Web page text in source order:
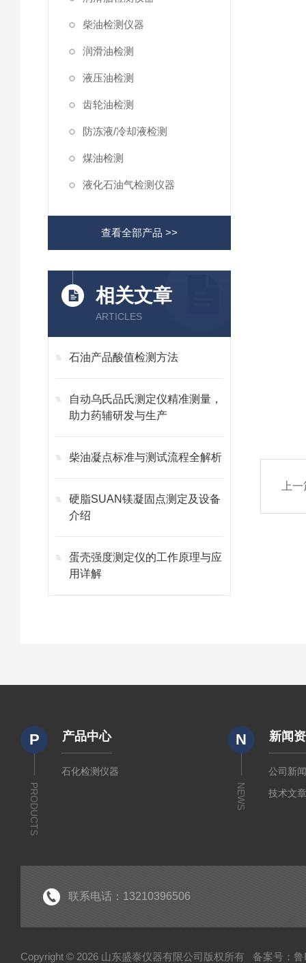
柴油检测仪器
润滑油检测
液压油检测
齿轮油检测
防冻液/冷却液检测
煤油检测
液化石油气检测仪器
查看全部产品 >>
相关文章
ARTICLES
石油产品酸值检测方法
自动乌氏品氏测定仪精准测量，
助力药辅研发与生产
柴油凝点标准与测试流程全解析
硬脂SUAN镁凝固点测定及设备
介绍
蛋壳强度测定仪的工作原理与应
用详解
上
P
PRODUCTS
产品中心
石化检测仪器
N
NEWS
新闻
公司新
技术文
联系电话：13210396506
Copyright © 2026 山东盛泰仪器有限公司版权所有 备案号：